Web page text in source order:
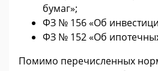
бумаг»;
ФЗ № 156 «Об
ФЗ № 152 «Об
Помимо перечисленных